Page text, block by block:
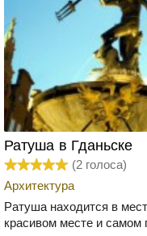
Ратуша в Гданьске
(2 голоса)
Архитектура
Ратуша находится в
красивом месте и